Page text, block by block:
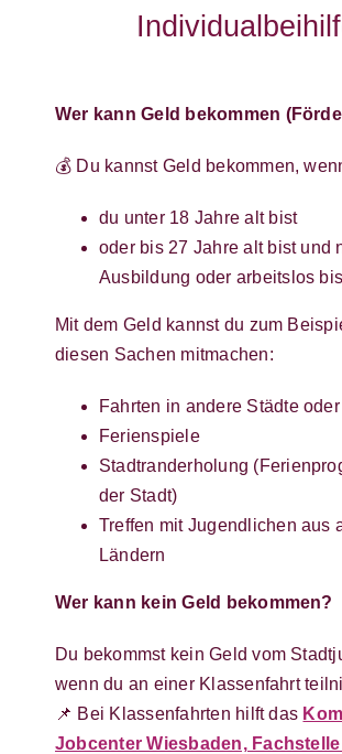
Wer kann Geld bekommen
💰 Du kannst Geld bekommen,
du unter 18 Jahre alt bist
oder bis 27 Jahre alt bist und
Ausbildung oder arbeitslos
Mit dem Geld kannst du zum
diesen Sachen mitmachen:
Fahrten in andere Städte
Ferienspiele
Stadtranderholung
der Stadt)
Treffen mit Jugendlichen aus
Ländern
Wer kann kein Geld bekommen?
Du bekommst kein Geld vom
wenn du an einer Klassenfahrt
📌 Bei Klassenfahrten hilft das
Jobcenter Wiesbaden,